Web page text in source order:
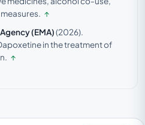
↑
(EMA)(2026).
in the treatment of
↑